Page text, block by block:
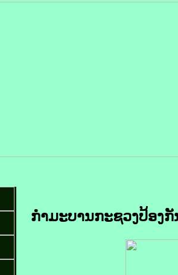
ກໍາມະບານກະຊວງປ້ອງ